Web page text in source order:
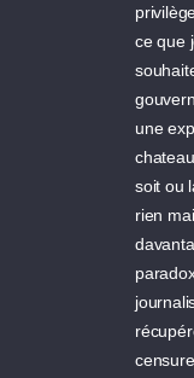
ce que
une
soit ou
rien